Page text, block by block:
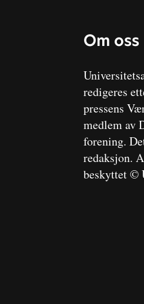
Om oss
redigeres
pressens
medlem av
forening.
redaksjon.
beskyttet ©